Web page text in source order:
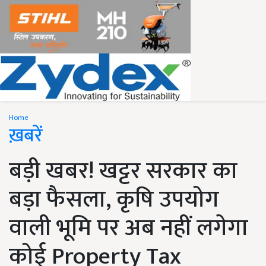
Home
ख़बरें
बड़ी खबर! खट्टर सरकार का
बड़ा फैसला, कृषि उपयोग
वाली भूमि पर अब नहीं लगेगा
कोई Property Tax